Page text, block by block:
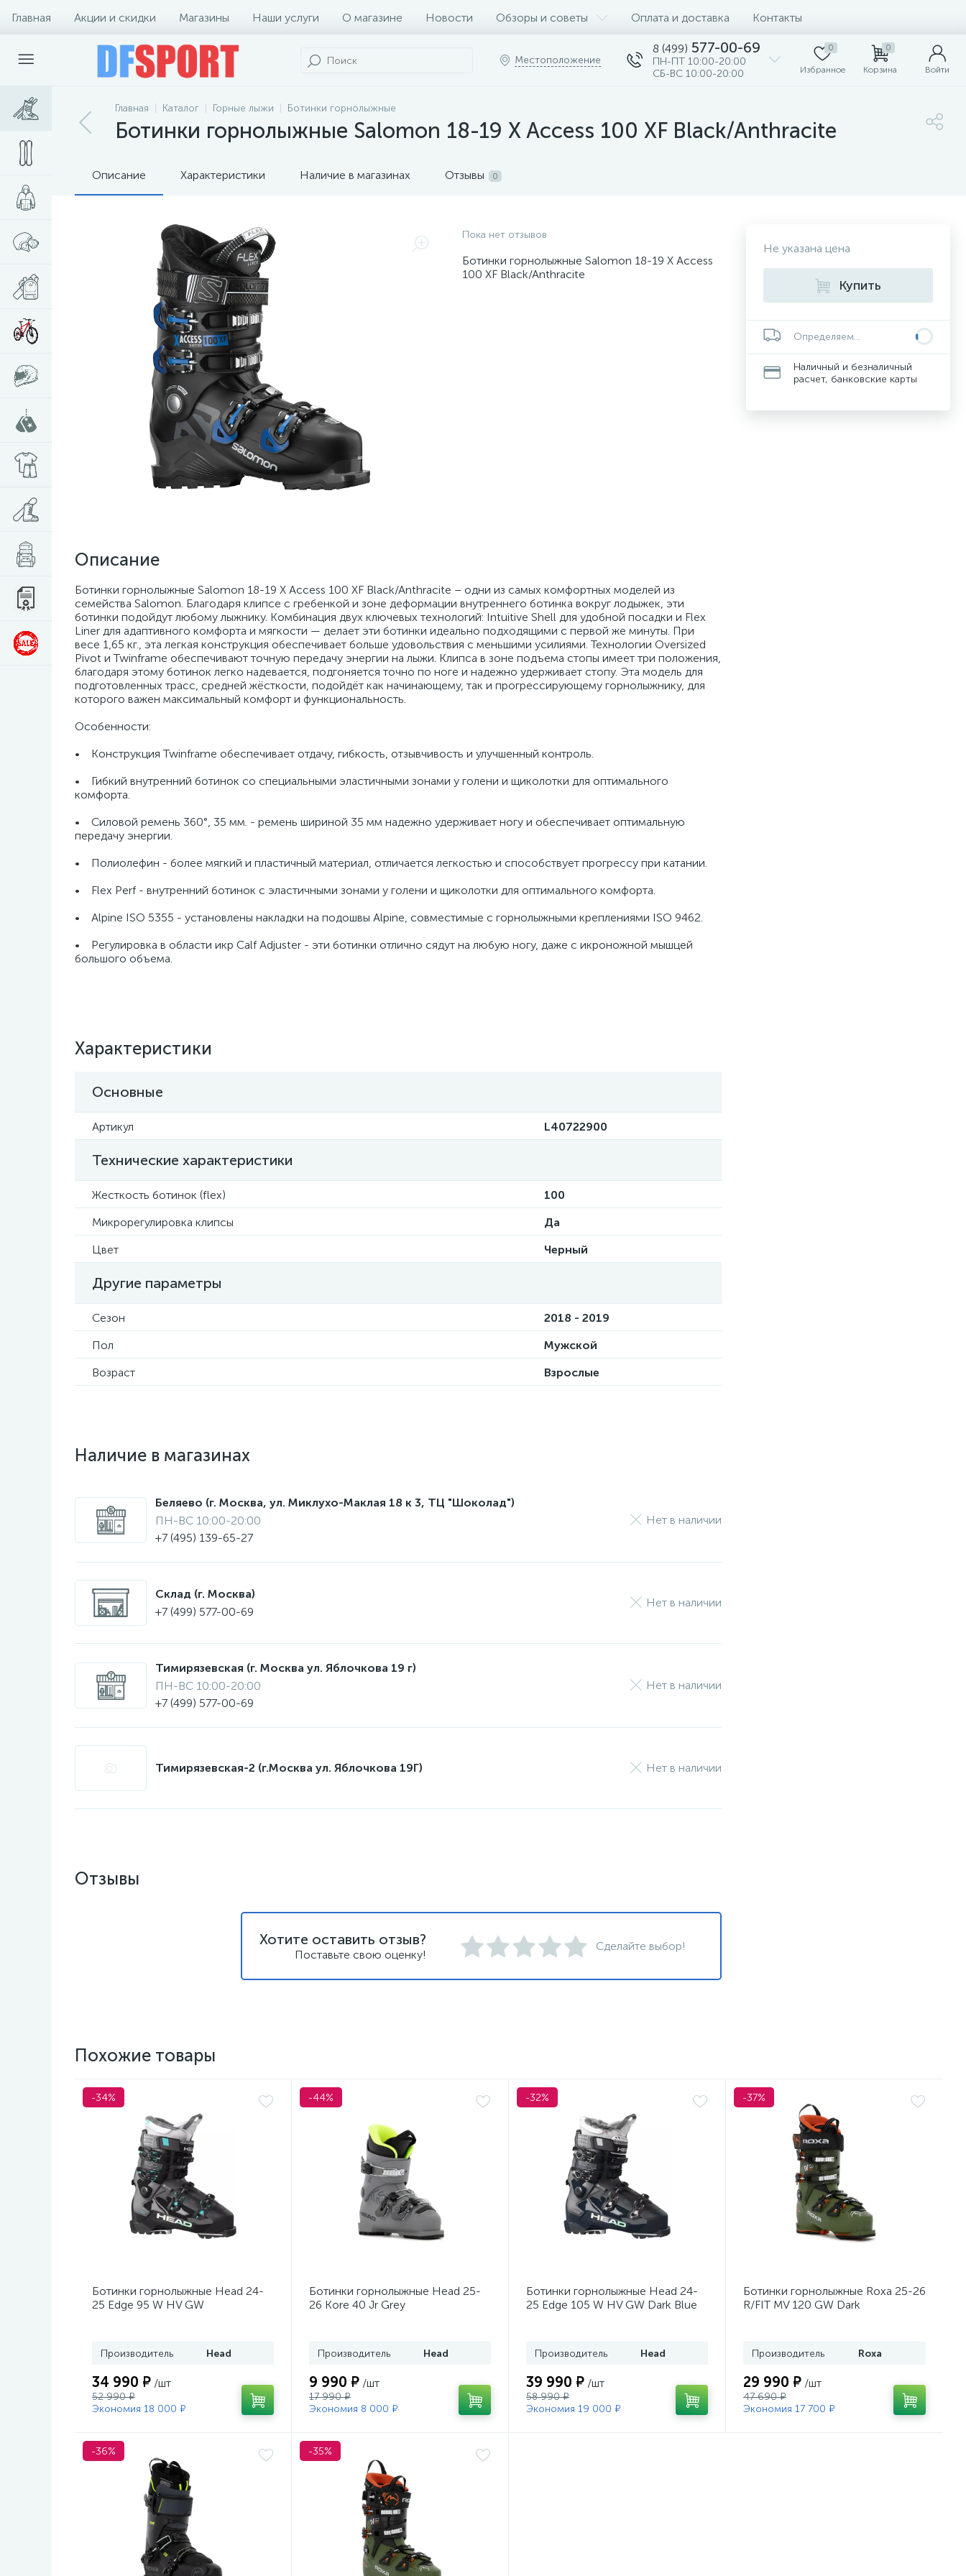
Главная Акции и скидки Магазины Наши услуги О магазине Новости Обзоры и советы Оплата и доставка Контакты
Местоположение
8 (499) 577-00-69
ПН-ПТ 10:00-20:00
СБ-ВС 10:00-20:00
0
Избранное
0
Корзина Войти
Главная Каталог Горные лыжи Ботинки горнолыжные
Ботинки горнолыжные Salomon 18-19 X Access 100 XF Black/Anthracite
Описание Характеристики Наличие в магазинах Отзывы 0
Пока нет отзывов
Ботинки горнолыжные Salomon 18-19 X Access
100 XF Black/Anthracite
Описание
Ботинки горнолыжные Salomon 18-19 X Access 100 XF Black/Anthracite – одни из самых комфортных моделей из
семейства Salomon. Благодаря клипсе с гребенкой и зоне деформации внутреннего ботинка вокруг лодыжек, эти
ботинки подойдут любому лыжнику. Комбинация двух ключевых технологий: Intuitive Shell для удобной посадки и Flex
Liner для адаптивного комфорта и мягкости — делает эти ботинки идеально подходящими с первой же минуты. При
весе 1,65 кг., эта легкая конструкция обеспечивает больше удовольствия с меньшими усилиями. Технологии Oversized
Pivot и Twinframe обеспечивают точную передачу энергии на лыжи. Клипса в зоне подъема стопы имеет три положения,
благодаря этому ботинок легко надевается, подгоняется точно по ноге и надежно удерживает стопу. Эта модель для
подготовленных трасс, средней жёсткости, подойдёт как начинающему, так и прогрессирующему горнолыжнику, для
которого важен максимальный комфорт и функциональность.
Особенности:
• Конструкция Twinframe обеспечивает отдачу, гибкость, отзывчивость и улучшенный контроль.
• Гибкий внутренний ботинок со специальными эластичными зонами у голени и щиколотки для оптимального
комфорта.
• Силовой ремень 360°, 35 мм. - ремень шириной 35 мм надежно удерживает ногу и обеспечивает оптимальную
передачу энергии.
• Полиолефин - более мягкий и пластичный материал, отличается легкостью и способствует прогрессу при катании.
• Flex Perf - внутренний ботинок с эластичными зонами у голени и щиколотки для оптимального комфорта.
• Alpine ISO 5355 - установлены накладки на подошвы Alpine, совместимые с горнолыжными креплениями ISO 9462.
• Регулировка в области икр Calf Adjuster - эти ботинки отлично сядут на любую ногу, даже с икроножной мышцей
большого объема.
Характеристики
Основные
Артикул L40722900
Технические характеристики
Жесткость ботинок (flex)
100
Микрорегулировка клипсы
Да
Цвет
Черный
Другие параметры
Сезон
2018 - 2019
Пол
Мужской
Возраст
Взрослые
Наличие в магазинах
Беляево (г. Москва, ул. Миклухо-Маклая 18 к 3, ТЦ "Шоколад")
ПН-ВС 10:00-20:00
+7 (495) 139-65-27
Нет в наличии
Склад (г. Москва)
+7 (499) 577-00-69
Нет в наличии
Тимирязевская (г. Москва ул. Яблочкова 19 г)
ПН-ВС 10:00-20:00
+7 (499) 577-00-69
Нет в наличии
Тимирязевская-2 (г.Москва ул. Яблочкова 19Г) Нет в наличии
Не указана цена
Купить
Определяем...
Наличный и безналичный
расчет, банковские карты
Отзывы
Хотите оставить отзыв?
Поставьте свою оценку!
Сделайте выбор!
Похожие товары
-34%
Ботинки горнолыжные Head 24-
25 Edge 95 W HV GW
Производитель Head
34 990 ₽ /шт
52 990 ₽
Экономия 18 000 ₽
-44%
Ботинки горнолыжные Head 25-
26 Kore 40 Jr Grey
Производитель Head
9 990 ₽ /шт
17 990 ₽
Экономия 8 000 ₽
-32%
Ботинки горнолыжные Head 24-
25 Edge 105 W HV GW Dark Blue
Производитель Head
39 990 ₽ /шт
58 990 ₽
Экономия 19 000 ₽
-37%
Ботинки горнолыжные Roxa 25-26
R/FIT MV 120 GW Dark
Производитель Roxa
29 990 ₽ /шт
47 690 ₽
Экономия 17 700 ₽
-36% -35%